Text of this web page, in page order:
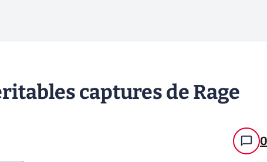
captures de Rage
0